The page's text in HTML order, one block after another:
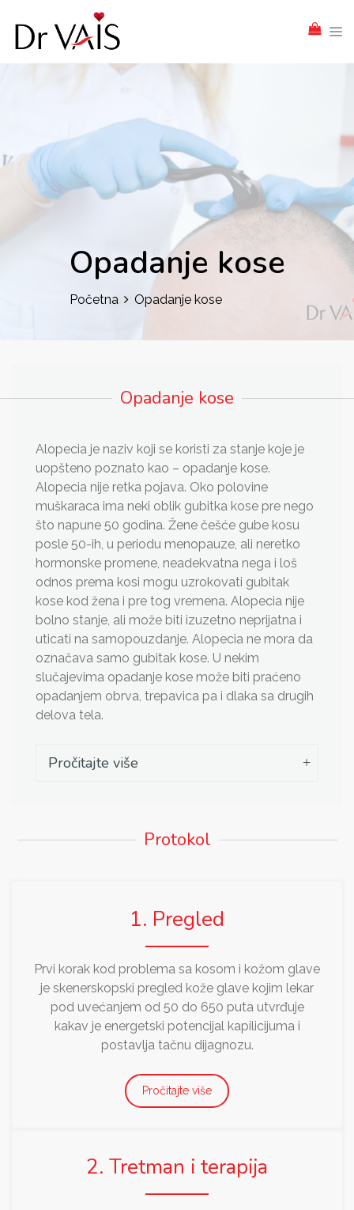
Opadanje kose
Početna Opadanje kose
Opadanje kose
Alopecia je naziv koji se koristi za stanje koje je
uopšteno poznato kao – opadanje kose.
Alopecia nije retka pojava. Oko polovine
muškaraca ima neki oblik gubitka kose pre nego
što napune 50 godina. Žene češće gube kosu
posle 50-ih, u periodu menopauze, ali neretko
hormonske promene, neadekvatna nega i loš
odnos prema kosi mogu uzrokovati gubitak
kose kod žena i pre tog vremena. Alopecia nije
bolno stanje, ali može biti izuzetno neprijatna i
uticati na samopouzdanje. Alopecia ne mora da
označava samo gubitak kose. U nekim
slučajevima opadanje kose može biti praćeno
opadanjem obrva, trepavica pa i dlaka sa drugih
delova tela.
Pročitajte više
Protokol
1. Pregled
Prvi korak kod problema sa kosom i kožom glave
je skenerskopski pregled kože glave kojim lekar
pod uvećanjem od 50 do 650 puta utvrđuje
kakav je energetski potencijal kapilicijuma i
postavlja tačnu dijagnozu.
Pročitajte više
2. Tretman i terapija